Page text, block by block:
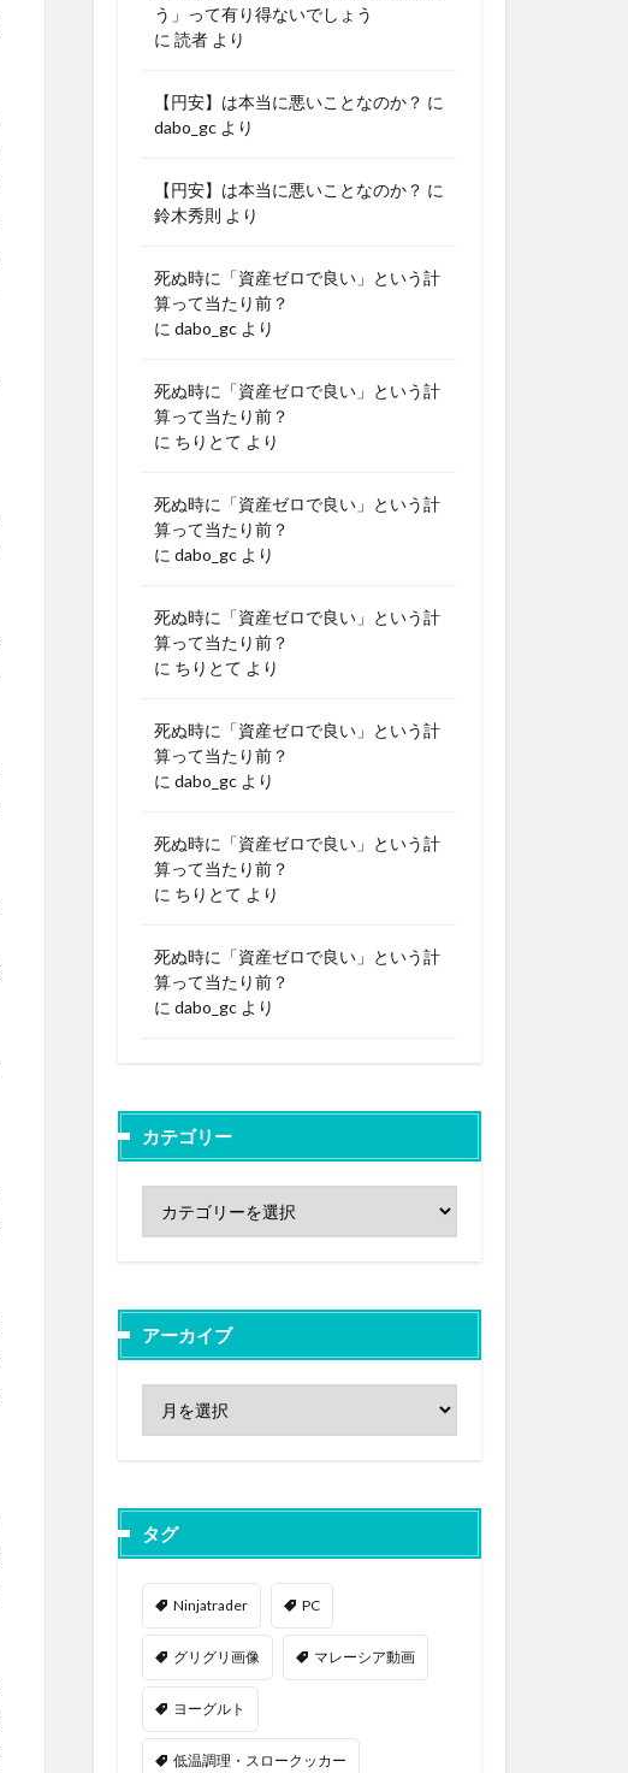
う」って有り得ないでしょう
に 読者 より
【円安】は本当に悪いことなのか？ に
dabo_gc より
【円安】は本当に悪いことなのか？ に
鈴木秀則 より
死ぬ時に「資産ゼロで良い」という計
算って当たり前？
に dabo_gc より
死ぬ時に「資産ゼロで良い」という計
算って当たり前？
に ちりとて より
死ぬ時に「資産ゼロで良い」という計
算って当たり前？
に dabo_gc より
死ぬ時に「資産ゼロで良い」という計
算って当たり前？
に ちりとて より
死ぬ時に「資産ゼロで良い」という計
算って当たり前？
に dabo_gc より
死ぬ時に「資産ゼロで良い」という計
算って当たり前？
に ちりとて より
死ぬ時に「資産ゼロで良い」という計
算って当たり前？
に dabo_gc より
カテゴリー
アーカイブ
タグ
Ninjatrader PC
グリグリ画像 マレーシア動画
ヨーグルト
低温調理・スロークッカー